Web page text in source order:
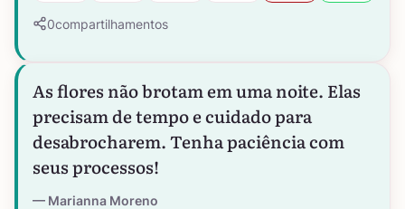
0compartilhamentos
As flores não brotam em uma noite. Elas
precisam de tempo e cuidado para
desabrocharem. Tenha paciência com
seus processos!
Marianna Moreno